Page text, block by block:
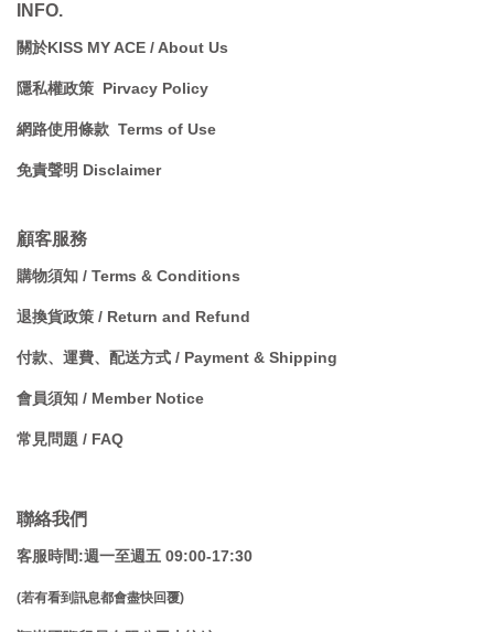
INFO.
關於KISS MY ACE / About Us
隱私權政策 Pirvacy Policy
網路使用條款 Terms of Use
免責聲明 Disclaimer
顧客服務
購物須知 / Terms & Conditions
退換貨政策 / Return and Refund
付款、運費、配送方式 / Payment & Shipping
會員須知 / Member Notice
常見問題 / FAQ
聯絡我們
客服時間:週一至週五 09:00-17:30
(若有看到訊息都會盡快回覆)